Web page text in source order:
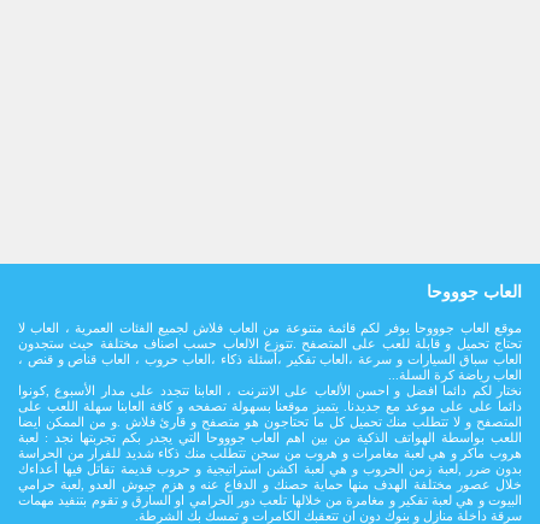
العاب جوووحا
موقع العاب جوووحا يوفر لكم قائمة متنوعة من العاب فلاش لجميع الفئات العمرية ، العاب لا
تحتاج تحميل و قابلة للعب على المتصفح .تتوزع الالعاب حسب اصناف مختلفة حيث ستجدون
العاب سباق السيارات و سرعة ،العاب تفكير ،أسئلة ذكاء ،العاب حروب ، العاب قناص و قنص ،
العاب رياضة كرة السلة...
نختار لكم دائما افضل و احسن الألعاب على الانترنت ، العابنا تتجدد على مدار اﻷسبوع ,كونوا
دائما على على موعد مع جديدنا. يتميز موقعنا بسهولة تصفحه و كافة العابنا سهلة اللعب على
المتصفح و لا تتطلب منك تحميل كل ما تحتاجون هو متصفح و قارئ فلاش .و من الممكن ايضا
اللعب بواسطة الهواتف الذكية من بين اهم العاب جوووحا التي يجدر بكم تجربتها نجد : لعبة
هروب ماكر و هي لعبة مغامرات و هروب من سجن تتطلب منك ذكاء شديد للفرار من الحراسة
بدون ضرر ,لعبة زمن الحروب و هي لعبة اكشن استراتيجية و حروب قديمة تقاتل فيها أعداءك
خلال عصور مختلفة الهدف منها حماية حصنك و الدفاع عنه و هزم جيوش العدو ,لعبة حرامي
البيوت و هي لعبة تفكير و مغامرة من خلالها تلعب دور الحرامي او السارق و تقوم بتنفيد مهمات
سرقة داخلة منازل و بنوك دون ان تتعقبك الكامرات و تمسك بك الشرطة.